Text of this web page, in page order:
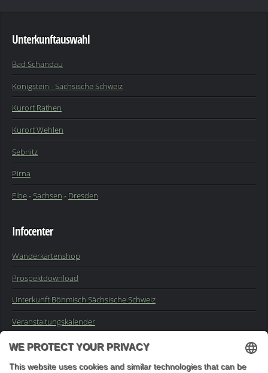
Unterkunftauswahl
Bad Schandau
Königstein - Sächsische Schweiz
Kurort Rathen
Kurort Wehlen
Sebnitz
Pirna
Elbe-Sachsen - Dresden
Infocenter
Wanderkartenshop
Prospektdownload
Unterkunft Böhmisch Sächsische Schweiz
Veranstaltungskalender